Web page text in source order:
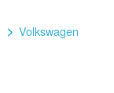
Volkswagen